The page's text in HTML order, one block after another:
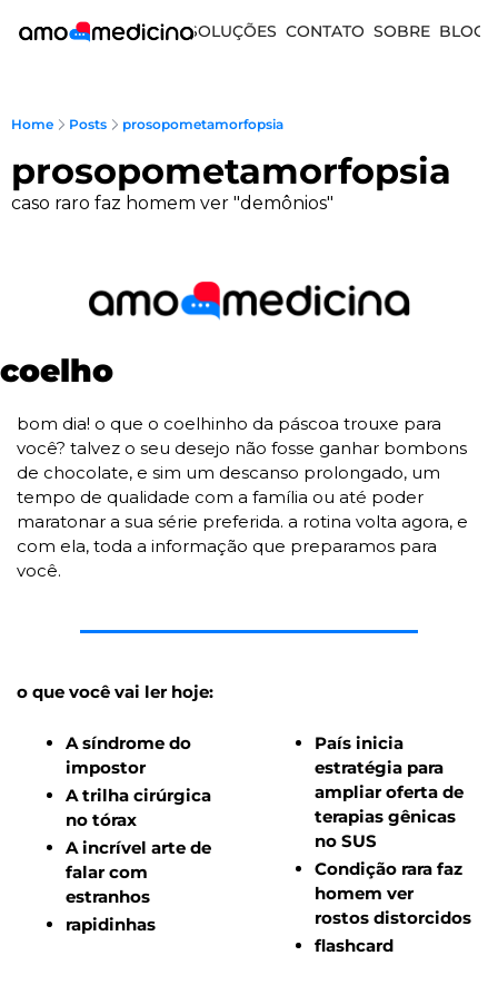
SOLUÇÕES CONTATO SOBRE BLOG
Home Posts prosopometamorfopsia
prosopometamorfopsia
caso raro faz homem ver "demônios"
coelho
bom dia! o que o coelhinho da páscoa trouxe para
você? talvez o seu desejo não fosse ganhar bombons
de chocolate, e sim um descanso prolongado, um
tempo de qualidade com a família ou até poder
maratonar a sua série preferida. a rotina volta agora, e
com ela, toda a informação que preparamos para
você.
o que você vai ler hoje:
A síndrome do
impostor
A trilha cirúrgica
no tórax
A incrível arte de
falar com
estranhos
rapidinhas
País inicia
estratégia para
ampliar oferta de
terapias gênicas
no SUS
Condição rara faz
homem ver
flashcard